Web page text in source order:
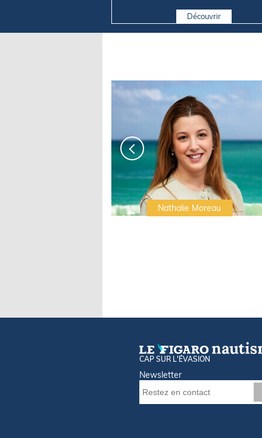
Découvrir
Nathalie Moreau
CAP SUR L'ÉVASION
Newsletter